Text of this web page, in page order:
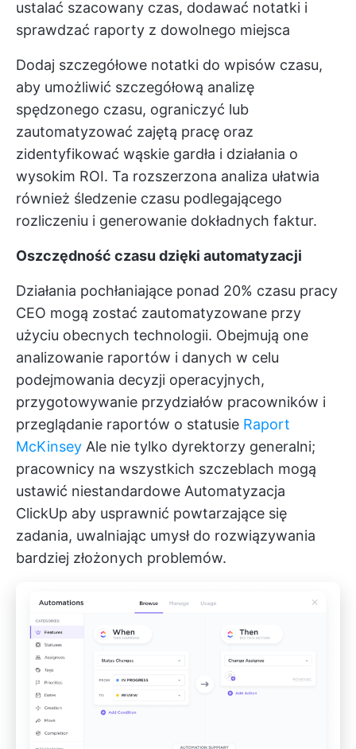
ustalać szacowany czas, dodawać notatki i
sprawdzać raporty z dowolnego miejsca
Dodaj szczegółowe notatki do wpisów czasu,
aby umożliwić szczegółową analizę
spędzonego czasu, ograniczyć lub
zautomatyzować zajętą pracę oraz
zidentyfikować wąskie gardła i działania o
wysokim ROI. Ta rozszerzona analiza ułatwia
również śledzenie czasu podlegającego
rozliczeniu i generowanie dokładnych faktur.
Oszczędność czasu dzięki automatyzacji
Działania pochłaniające ponad 20% czasu pracy
CEO mogą zostać zautomatyzowane przy
użyciu obecnych technologii. Obejmują one
analizowanie raportów i danych w celu
podejmowania decyzji operacyjnych,
przygotowywanie przydziałów pracowników i
przeglądanie raportów o statusie Raport
McKinsey Ale nie tylko dyrektorzy generalni;
pracownicy na wszystkich szczeblach mogą
ustawić niestandardowe Automatyzacja
ClickUp aby usprawnić powtarzające się
zadania, uwalniając umysł do rozwiązywania
bardziej złożonych problemów.